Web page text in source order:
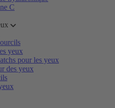
C
yeux
pour les yeux
des yeux